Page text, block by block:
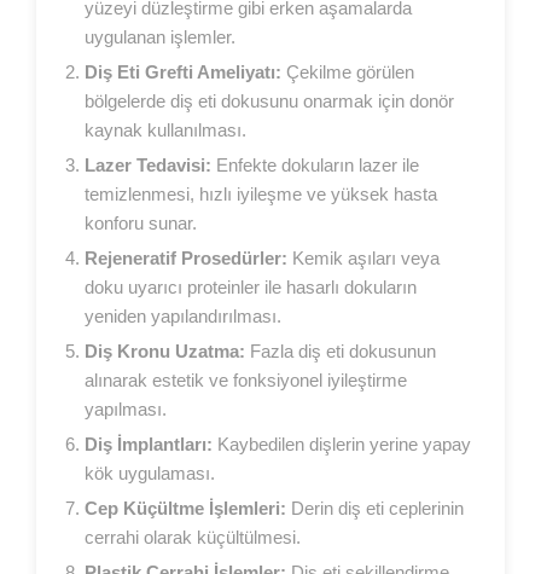
yüzeyi düzleştirme gibi erken aşamalarda
uygulanan işlemler.
Diş Eti Grefti Ameliyatı: Çekilme görülen
bölgelerde diş eti dokusunu onarmak için donör
kaynak kullanılması.
Lazer Tedavisi: Enfekte dokuların lazer ile
temizlenmesi, hızlı iyileşme ve yüksek hasta
konforu sunar.
Rejeneratif Prosedürler: Kemik aşıları veya
doku uyarıcı proteinler ile hasarlı dokuların
yeniden yapılandırılması.
Diş Kronu Uzatma: Fazla diş eti dokusunun
alınarak estetik ve fonksiyonel iyileştirme
yapılması.
Diş İmplantları: Kaybedilen dişlerin yerine yapay
kök uygulaması.
Cep Küçültme İşlemleri: Derin diş eti ceplerinin
cerrahi olarak küçültülmesi.